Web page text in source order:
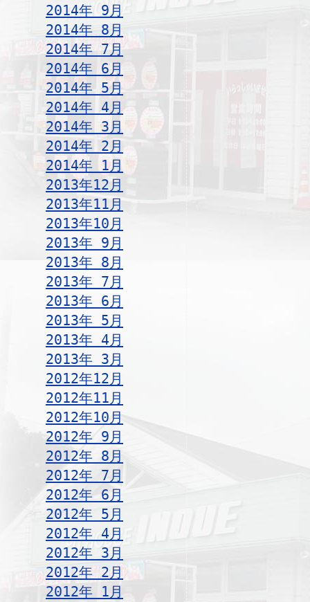
2014年 9月
2014年 8月
2014年 7月
2014年 6月
2014年 5月
2014年 4月
2014年 3月
2014年 2月
2014年 1月
2013年12月
2013年11月
2013年10月
2013年 9月
2013年 8月
2013年 7月
2013年 6月
2013年 5月
2013年 4月
2013年 3月
2012年12月
2012年11月
2012年10月
2012年 9月
2012年 8月
2012年 7月
2012年 6月
2012年 5月
2012年 4月
2012年 3月
2012年 2月
2012年 1月